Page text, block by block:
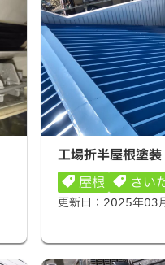
工場折半屋根塗装
工場折半屋根塗装
屋根
さい
更新日： 2025年03